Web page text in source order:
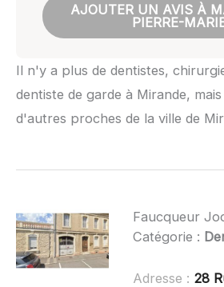
AJOUTER UN AVIS À
PIERRE-
Il n'y a plus de dentistes,
dentiste de garde à Mirande,
d'autres proches de la ville de
Faucqueur
Catégorie :
Adresse : 28 Rue